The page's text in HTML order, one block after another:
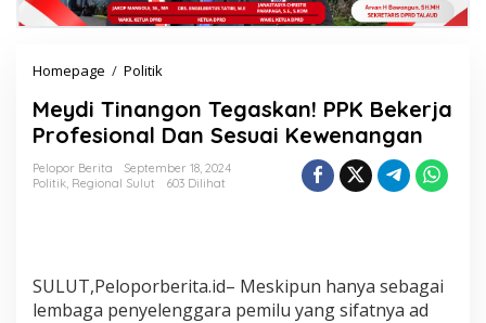
Homepage / Politik
Tegaskan!
PPK
Bekerja
Profesional
Dan
Meydi Tinangon Tegaskan! PPK Bekerja
Profesional Dan Sesuai Kewenangan
Pelopor Berita
September 18, 2024
Politik Regional Sulut 603 Dilihat
SULUT,Peloporberita.id– Meskipun hanya sebagai
lembaga penyelenggara pemilu yang sifatnya ad